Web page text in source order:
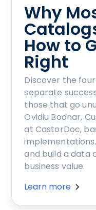
Why
How to
Right
Discover the
separate
those that go
Ovidiu Bodnar,
at CastorDoc,
and build a data
business value.
Learn more